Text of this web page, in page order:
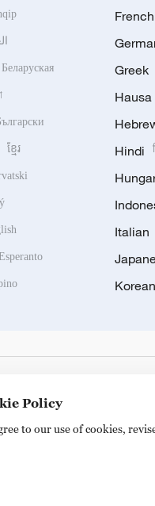
Беларуская
ខ្មែរ
French
Greek
Hausa
Hindi
Italian
Korean
Reserved. 16A
Policy
to our use of cookies,